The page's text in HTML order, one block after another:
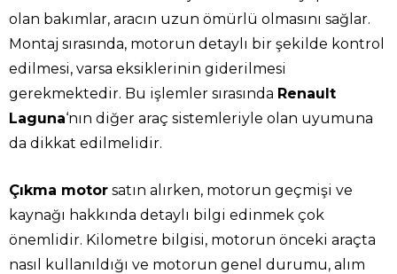
olan bakımlar, aracın uzun ömürlü olmasını sağlar.
Montaj sırasında, motorun detaylı bir şekilde kontrol
edilmesi, varsa eksiklerinin giderilmesi
gerekmektedir. Bu işlemler sırasında Renault
Laguna‘nın diğer araç sistemleriyle olan uyumuna
da dikkat edilmelidir.
Çıkma motor satın alırken, motorun geçmişi ve
kaynağı hakkında detaylı bilgi edinmek çok
önemlidir. Kilometre bilgisi, motorun önceki araçta
nasıl kullanıldığı ve motorun genel durumu, alım